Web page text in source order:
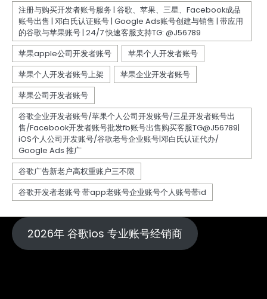
2026年 谷歌ios 专业账号经销商